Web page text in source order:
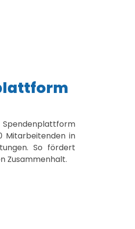
Mitarbeitenden in
So fördert
Zusammenhalt.